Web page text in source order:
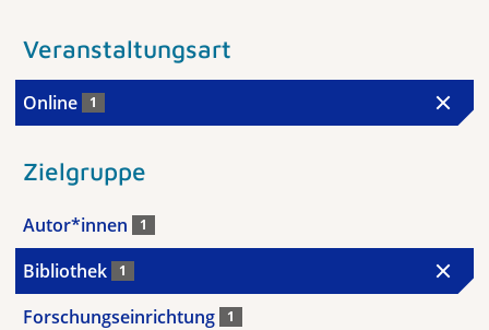
Veranstaltungsart
Online 1
Zielgruppe
Autor*innen 1
Bibliothek 1
Forschungseinrichtung 1